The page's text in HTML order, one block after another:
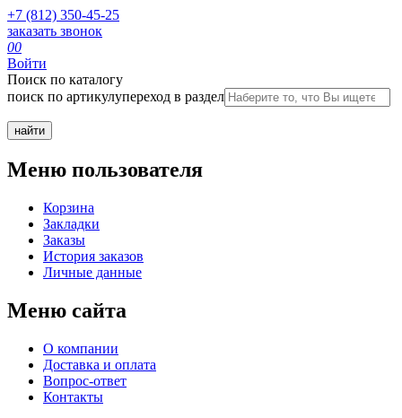
+7 (812) 350-45-25
заказать звонок
00
Войти
Поиск по каталогу
поиск по артикулупереход в раздел
Меню пользователя
Корзина
Закладки
Заказы
История заказов
Личные данные
Меню сайта
О компании
Доставка и оплата
Вопрос-ответ
Контакты